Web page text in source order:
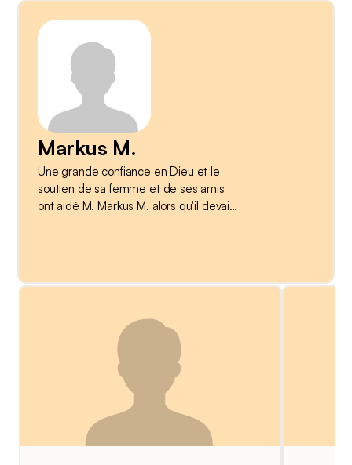
Markus M.
Une grande confiance en Dieu et le
soutien de sa femme et de ses amis
ont aidé M. Markus M. alors qu'il devait
dans la clinique et la rééducation. C'est
expérience des soins intensifs avec les
autres et l'équipe.